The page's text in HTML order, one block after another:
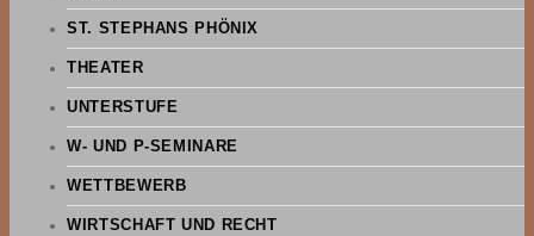
ST. STEPHANS PHÖNIX
THEATER
UNTERSTUFE
W- UND P-SEMINARE
WETTBEWERB
WIRTSCHAFT UND RECHT